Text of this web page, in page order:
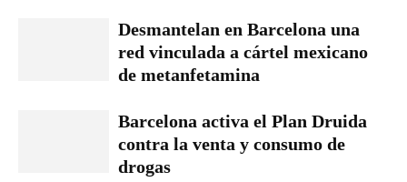
Desmantelan en Barcelona una
red vinculada a cártel mexicano
de metanfetamina
Barcelona activa el Plan Druida
contra la venta y consumo de
drogas